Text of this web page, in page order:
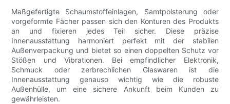
Maßgefertigte Schaumstoffeinlagen, Samtpolsterung oder
vorgeformte Fächer passen sich den Konturen des Produkts
an und fixieren jedes Teil sicher. Diese präzise
Innenausstattung harmoniert perfekt mit der stabilen
Außenverpackung und bietet so einen doppelten Schutz vor
Stößen und Vibrationen. Bei empfindlicher Elektronik,
Schmuck oder zerbrechlichen Glaswaren ist die
Innenausstattung genauso wichtig wie die robuste
Außenhülle, um eine sichere Ankunft beim Kunden zu
gewährleisten.